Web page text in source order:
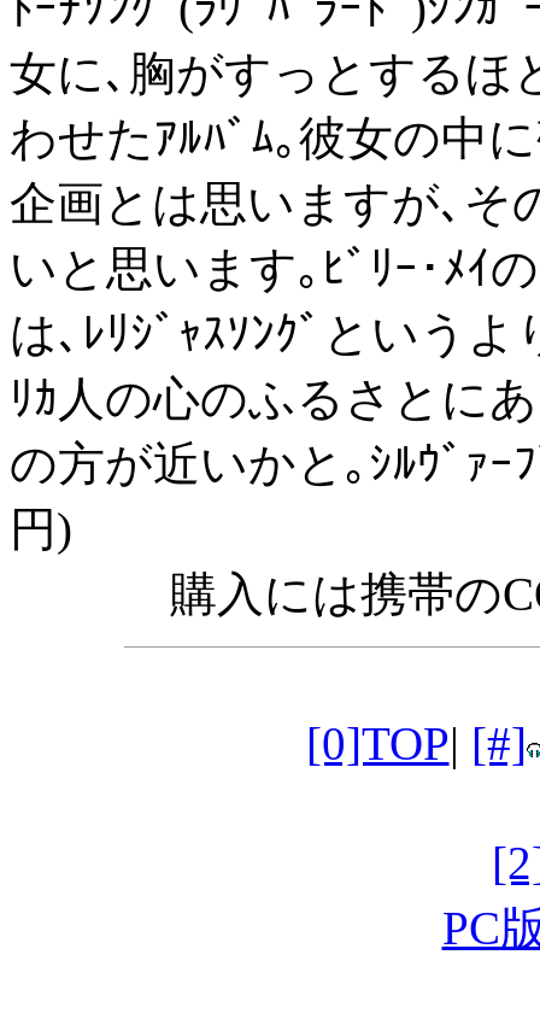
女に､胸がすっとするほ
わせたｱﾙﾊﾞﾑ｡彼女の中
企画とは思いますが､そ
いと思います｡ﾋﾞﾘｰ･ﾒｲ
は､ﾚﾘｼﾞｬｽｿﾝｸﾞという
ﾘｶ人の心のふるさとに
の方が近いかと｡ｼﾙｳﾞｧｰ
円)
購入には携帯の
[0]TOP| [#]
PC